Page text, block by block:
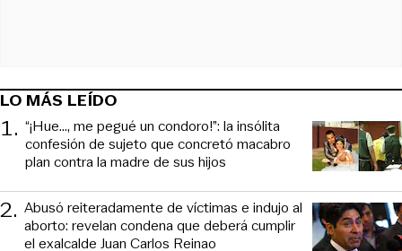
LO MÁS LEÍDO
1. “¡Hue..., me pegué un condoro!”: la insólita
confesión de sujeto que concretó macabro
plan contra la madre de sus hijos
2. Abusó reiteradamente de víctimas e indujo al
aborto: revelan condena que deberá cumplir
el exalcalde Juan Carlos Reinao